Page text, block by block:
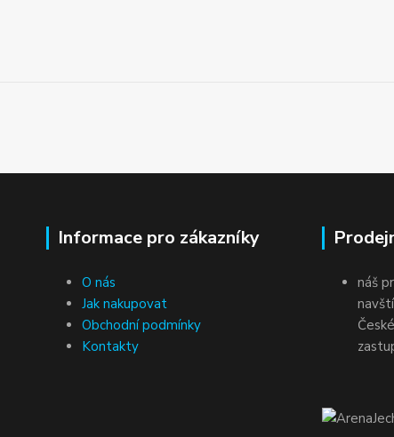
Informace pro zákazníky
O nás
Jak nakupovat
Obchodní podmínky
Kontakty
náš